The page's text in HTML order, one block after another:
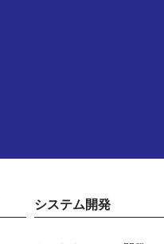
システム開発